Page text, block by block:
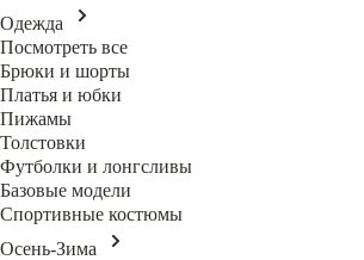
Одежда
Посмотреть все
Брюки и шорты
Платья и юбки
Пижамы
Толстовки
Футболки и лонгсливы
Базовые модели
Спортивные костюмы
Осень-Зима